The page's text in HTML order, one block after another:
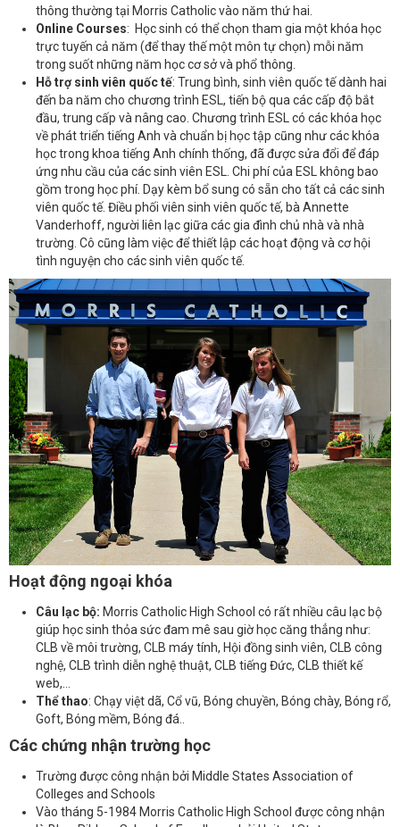
thông thường tại Morris Catholic vào năm thứ hai.
Online Courses: Học sinh có thể chọn tham gia một khóa học
trực tuyến cả năm (để thay thế một môn tự chọn) mỗi năm
trong suốt những năm học cơ sở và phổ thông.
Hỗ trợ sinh viên quốc tế: Trung bình, sinh viên quốc tế dành hai
đến ba năm cho chương trình ESL, tiến bộ qua các cấp độ bắt
đầu, trung cấp và nâng cao. Chương trình ESL có các khóa học
về phát triển tiếng Anh và chuẩn bị học tập cũng như các khóa
học trong khoa tiếng Anh chính thống, đã được sửa đổi để đáp
ứng nhu cầu của các sinh viên ESL. Chi phí của ESL không bao
gồm trong học phí. Dạy kèm bổ sung có sẵn cho tất cả các sinh
viên quốc tế. Điều phối viên sinh viên quốc tế, bà Annette
Vanderhoff, người liên lạc giữa các gia đình chủ nhà và nhà
trường. Cô cũng làm việc để thiết lập các hoạt động và cơ hội
tình nguyện cho các sinh viên quốc tế.
Hoạt động ngoại khóa
Câu lạc bộ: Morris Catholic High School có rất nhiều câu lạc bộ
giúp học sinh thỏa sức đam mê sau giờ học căng thẳng như:
CLB về môi trường, CLB máy tính, Hội đồng sinh viên, CLB công
nghệ, CLB trình diễn nghệ thuật, CLB tiếng Đức, CLB thiết kế
web,...
Thể thao: Chạy việt dã, Cổ vũ, Bóng chuyền, Bóng chày, Bóng rổ,
Goft, Bóng mềm, Bóng đá..
Các chứng nhận trường học
Trường được công nhận bởi Middle States Association of
Colleges and Schools
Vào tháng 5-1984 Morris Catholic High School được công nhận